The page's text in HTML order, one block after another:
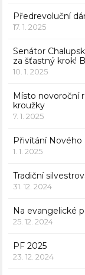
Předrevoluční
17. 1. 2025
Senátor
za šťastný krok!
10. 1. 2025
Místo novoroční
kroužky
7. 1. 2025
Přivítání
1. 1. 2025
Tradiční
31. 12. 2024
Na evangelické
25. 12. 2024
PF 2025
23. 12. 2024